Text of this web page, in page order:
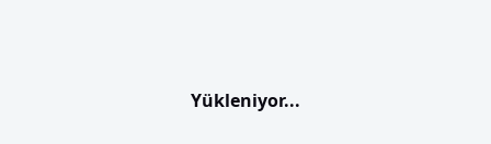
Yükleniyor...